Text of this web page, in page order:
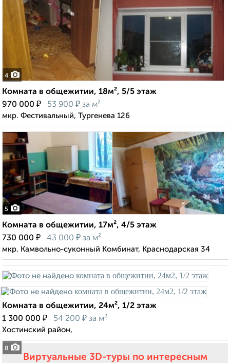
4
Комната в общежитии, 18м², 5/5 этаж
970 000 ₽ 53 900 ₽ за м²
мкр. Фестивальный, Тургенева 126
5
Комната в общежитии, 17м², 4/5 этаж
730 000 ₽ 43 000 ₽ за м²
мкр. Камвольно-суконный Комбинат, Краснодарская 34
8
Комната в общежитии, 24м², 1/2 этаж
1 300 000 ₽ 54 200 ₽ за м²
Хостинский район,
Виртуальные 3D-туры по интересным